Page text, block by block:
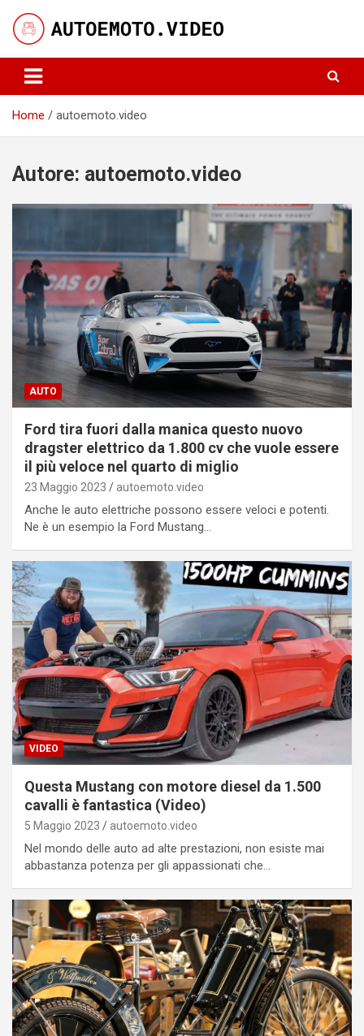
content
AutoeMoto.Video
Home autoemoto.video
Autore: autoemoto.video
AUTO
Ford tira fuori dalla manica questo nuovo
dragster elettrico da 1.800 cv che vuole essere
il più veloce nel quarto di miglio
23 Maggio 2023 autoemoto.video
Anche le auto elettriche possono essere veloci e potenti.
Ne è un esempio la Ford Mustang…
VIDEO
Questa Mustang con motore diesel da 1.500
cavalli è fantastica (Video)
5 Maggio 2023 autoemoto.video
Nel mondo delle auto ad alte prestazioni, non esiste mai
abbastanza potenza per gli appassionati che…